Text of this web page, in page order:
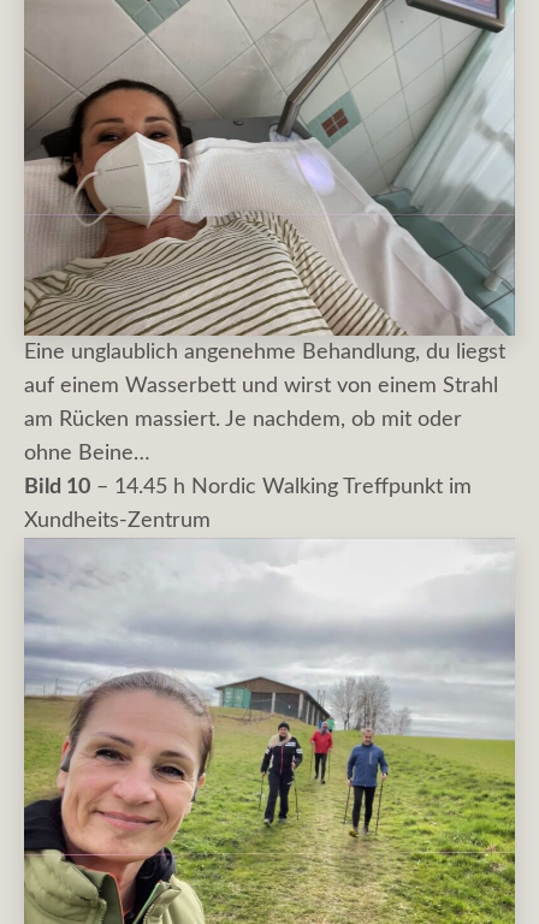
Eine unglaublich angenehme Behandlung, du liegst
auf einem Wasserbett und wirst von einem Strahl
am Rücken massiert. Je nachdem, ob mit oder
ohne Beine…
Bild 10 – 14.45 h Nordic Walking Treffpunkt im
Xundheits-Zentrum